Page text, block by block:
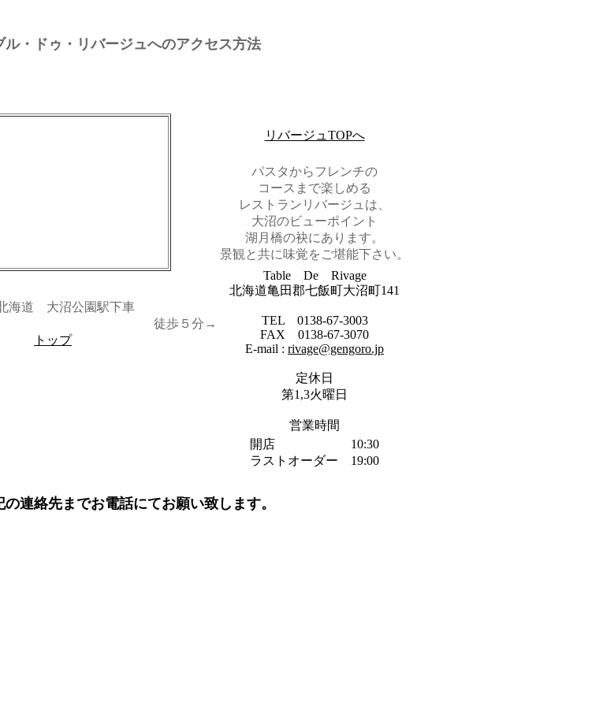
ル・ドゥ・リバージュへのアクセス方法
北海道 大沼公園駅下車
分 徒歩５分→
トップ
リバージュTOPへ
パスタからフレンチの
コースまで楽しめる
レストランリバージュは、
大沼のビューポイント
湖月橋の袂にあります。
景観と共に味覚をご堪能下さい。
Table De Rivage
北海道亀田郡七飯町大沼町141
TEL 0138-67-3003
FAX 0138-67-3070
E-mail : rivage@gengoro.jp
定休日
第1,3火曜日
営業時間
開店 10:30
ラストオーダー 19:00
連絡先までお電話にてお願い致します。